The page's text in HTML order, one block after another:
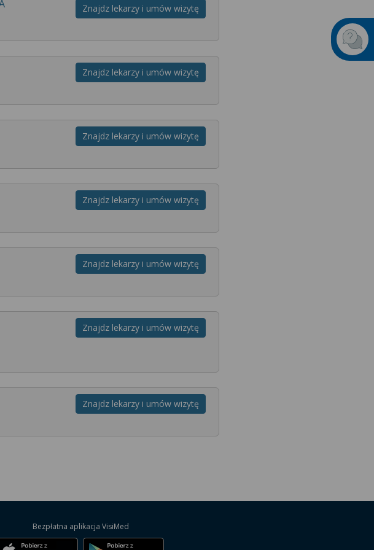
Znajdz lekarzy i umów wizytę
Znajdz lekarzy i umów wizytę
Znajdz lekarzy i umów wizytę
Znajdz lekarzy i umów wizytę
Znajdz lekarzy i umów wizytę
Znajdz lekarzy i umów wizytę
Znajdz lekarzy i umów wizytę
strona
Bezpłatna aplikacja VisiMed